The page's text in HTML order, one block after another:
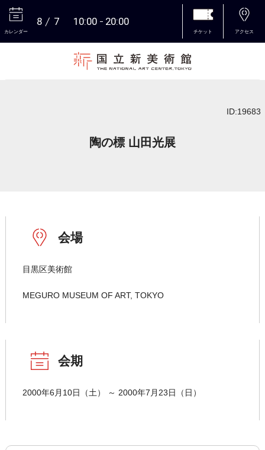
カレンダー
8 7 10:00 20:00
チケット アクセス
ID:19683
陶の標 山田光展
会場
目黒区美術館
MEGURO MUSEUM OF ART, TOKYO
会期
2000年6月10日（土） ～ 2000年7月23日（日）